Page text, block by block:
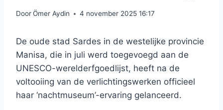
DoorÖmer Aydin 4 november 2025 16:17
De oude stad Sardes in de westelijke provincie
Manisa, die in juli werd toegevoegd aan de
UNESCO-werelderfgoedlijst, heeft na de
voltooiing van de verlichtingswerken officieel
haar ‘nachtmuseum’-ervaring gelanceerd.